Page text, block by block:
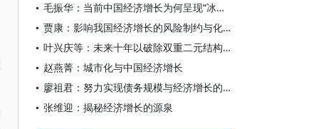
毛振华：当前中国经济增长为何呈现“冰火两重天”格局？
贾康：影响我国经济增长的风险制约与化解突破路径
叶兴庆等：未来十年以破除双重二元结构促进经济增长的潜力与建议
赵燕菁：城市化与中国经济增长
廖祖君：努力实现债务规模与经济增长的动态平衡
张维迎：揭秘经济增长的源泉